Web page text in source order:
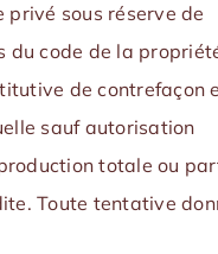
privé sous réserve de
du code de la
de contrefaçon
sauf autorisation
totale ou
Toute tentative